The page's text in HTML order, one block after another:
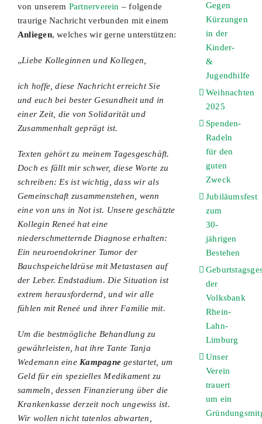
von unserem Partnerverein – folgende
traurige Nachricht verbunden mit einem
Anliegen, welches wir gerne unterstützen:
„Liebe Kolleginnen und Kollegen,
ich hoffe, diese Nachricht erreicht Sie
und euch bei bester Gesundheit und in
einer Zeit, die von Solidarität und
Zusammenhalt geprägt ist.
Texten gehört zu meinem Tagesgeschäft.
Doch es fällt mir schwer, diese Worte zu
schreiben: Es ist wichtig, dass wir als
Gemeinschaft zusammenstehen, wenn
eine von uns in Not ist. Unsere geschätzte
Kollegin Reneé hat eine
niederschmetternde Diagnose erhalten:
Ein neuroendokriner Tumor der
Bauchspeicheldrüse mit Metastasen auf
der Leber. Endstadium. Die Situation ist
extrem herausfordernd, und wir alle
fühlen mit Reneé und ihrer Familie mit.
Um die bestmögliche Behandlung zu
gewährleisten, hat ihre Tante Tanja
Wedemann eineKampagnegestartet, um
Geld für ein spezielles Medikament zu
sammeln, dessen Finanzierung über die
Krankenkasse derzeit noch ungewiss ist.
Wir wollen nicht tatenlos abwarten,
Gegen
Kürzungen
in der
Kinder-
&
Jugendhilfe
Weihnachten
2025
Spenden-
Radeln
für den
guten
Zweck
Jubiläumsfest
zum
30-
jährigen
Bestehen
der
Volksbank
Rhein-
Lahn-
Limburg
Unser
Verein
trauert
um ein